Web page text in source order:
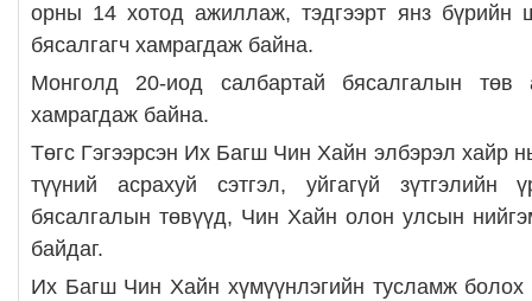
орны 14 хотод ажиллаж, тэдгээрт янз
бясалгагч хамрагдаж байна.
Монголд 20-иод салбартай бясалгалын
хамрагдаж байна.
Төгс Гэгээрсэн Их Багш Чин Хайн элбэрэл хайр
түүний асрахуй сэтгэл, уйгагүй
бясалгалын төвүүд, Чин Хайн олон улсын
байдаг.
Их Багш Чин Хайн хүмүүнлэгийн тусламж болох